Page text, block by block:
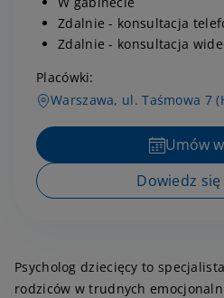
Zdalnie - konsultacja
Zdalnie - konsultacja
Placówki:
Warszawa, ul. Taśmowa 7
Umów
Dowiedz się
Psycholog dziecięcy to
rodziców w trudnych